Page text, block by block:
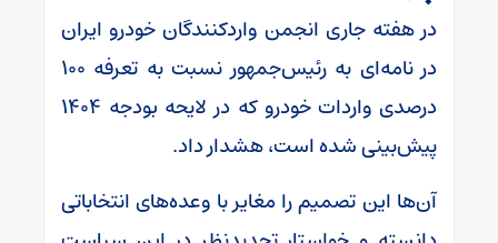
در هفته جاری انجمن واردکنندگان خودرو ایران
در نامه‌ای به رئیس‌جمهور نسبت به تعرفه ۱۰۰
درصدی واردات خودرو که در لایحه بودجه ۱۴۰۴
پیش‌بینی شده است، هشدار داد.
آن‌ها این تصمیم را مغایر با وعده‌های انتخاباتی